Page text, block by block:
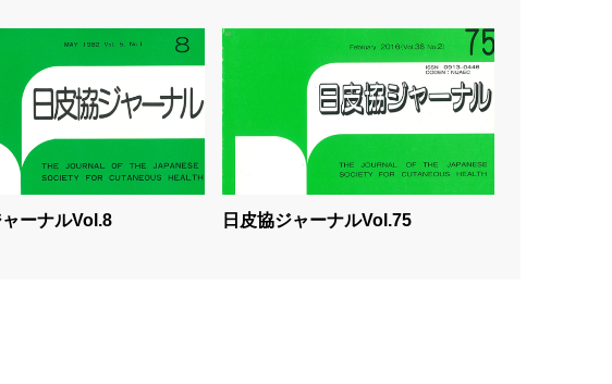
ャーナルVol.8 日皮協ジャーナルVol.75